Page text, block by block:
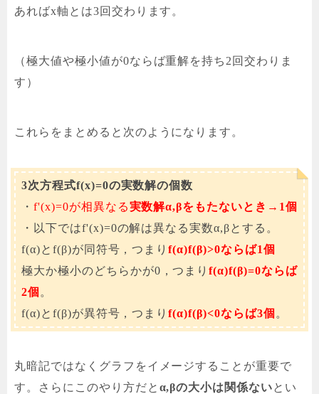
あればx軸とは3回交わります。
（極大値や極小値が0ならば重解を持ち2回交わりま
す）
これらをまとめると次のようになります。
3次方程式f(x)=0の実数解の個数
・ f'(x)=0が相異なる実数解α,βをもたないとき→1個
・以下ではf'(x)=0の解は異なる実数α,βとする。
f(α)とf(β)が同符号，つまりf(α)f(β)>0ならば1個
極大か極小のどちらかが0，つまりf(α)f(β)=0ならば
2個 。
f(α)とf(β)が異符号，つまりf(α)f(β)<0ならば3個 。
丸暗記ではなくグラフをイメージすることが重要で
す。さらにこのやり方だと α,βの大小は関係ないとい